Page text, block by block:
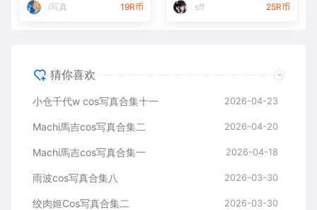
i写真 19R币 sff 25R币
猜你喜欢
小仓千代w cos写真合集十一 2026-04-23
Machi馬吉cos写真合集二 2026-04-20
Machi馬吉cos写真合集一 2026-04-18
雨波cos写真合集八 2026-03-30
绞肉姬Cos写真合集二 2026-03-30